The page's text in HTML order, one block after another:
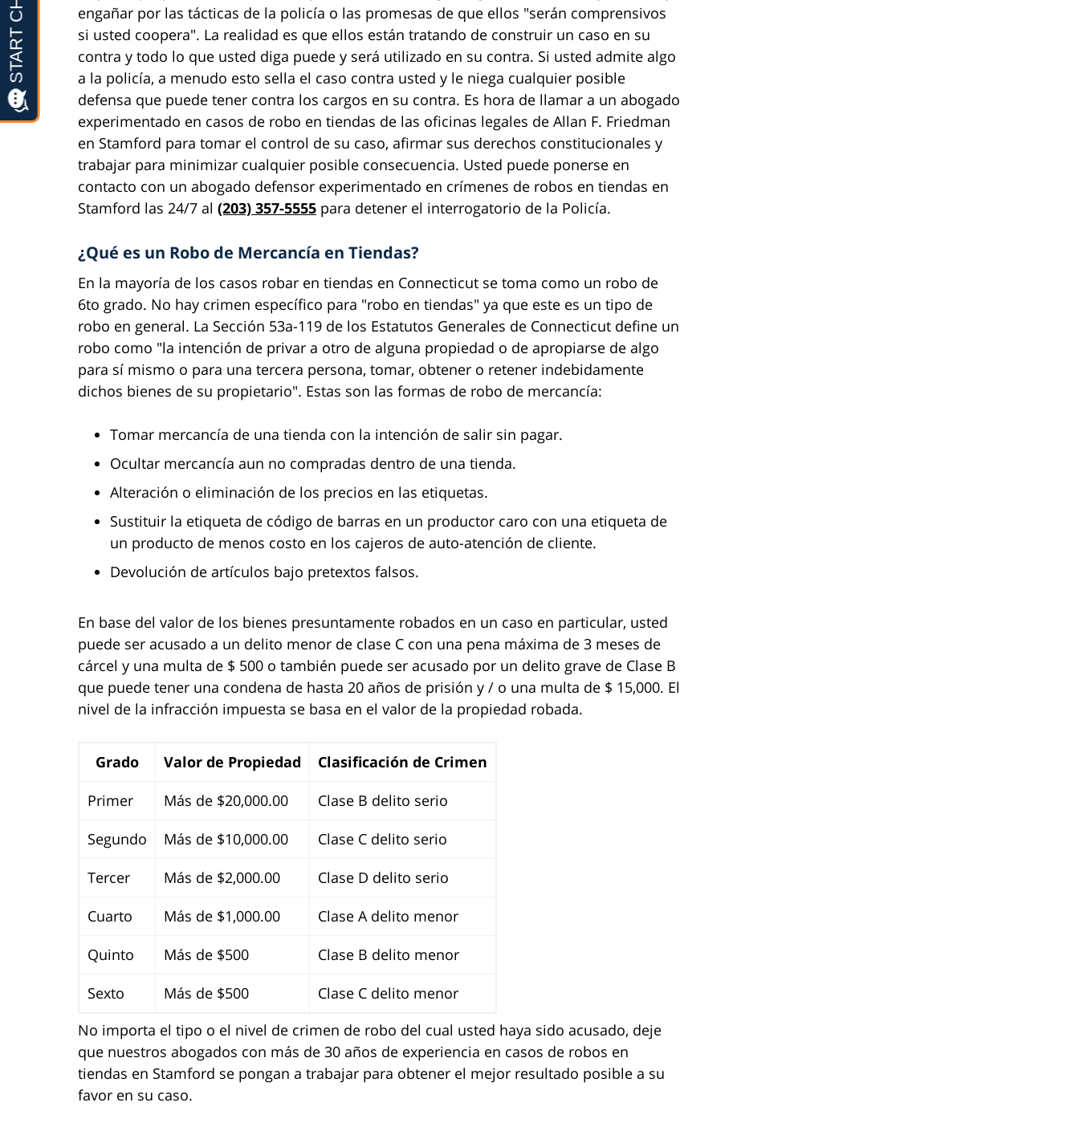
engañar por las tácticas de la policía o las promesas de que ellos "serán comprensivos
si usted coopera". La realidad es que ellos están tratando de construir un caso en su
contra y todo lo que usted diga puede y será utilizado en su contra. Si usted admite algo
a la policía, a menudo esto sella el caso contra usted y le niega cualquier posible
defensa que puede tener contra los cargos en su contra. Es hora de llamar a un abogado
experimentado en casos de robo en tiendas de las oficinas legales de Allan F. Friedman
en Stamford para tomar el control de su caso, afirmar sus derechos constitucionales y
trabajar para minimizar cualquier posible consecuencia. Usted puede ponerse en
contacto con un abogado defensor experimentado en crímenes de robos en tiendas en
Stamford las 24/7 al (203) 357-5555 para detener el interrogatorio de la Policía.
¿Qué es un Robo de Mercancía en Tiendas?
En la mayoría de los casos robar en tiendas en Connecticut se toma como un robo de
6to grado. No hay crimen específico para "robo en tiendas" ya que este es un tipo de
robo en general. La Sección 53a-119 de los Estatutos Generales de Connecticut define un
robo como "la intención de privar a otro de alguna propiedad o de apropiarse de algo
para sí mismo o para una tercera persona, tomar, obtener o retener indebidamente
dichos bienes de su propietario". Estas son las formas de robo de mercancía:
Tomar mercancía de una tienda con la intención de salir sin pagar.
Ocultar mercancía aun no compradas dentro de una tienda.
Alteración o eliminación de los precios en las etiquetas.
Sustituir la etiqueta de código de barras en un productor caro con una etiqueta de
un producto de menos costo en los cajeros de auto-atención de cliente.
Devolución de artículos bajo pretextos falsos.
En base del valor de los bienes presuntamente robados en un caso en particular, usted
puede ser acusado a un delito menor de clase C con una pena máxima de 3 meses de
cárcel y una multa de $ 500 o también puede ser acusado por un delito grave de Clase B
que puede tener una condena de hasta 20 años de prisión y / o una multa de $ 15,000. El
nivel de la infracción impuesta se basa en el valor de la propiedad robada.
Grado Valor de Propiedad
Clasificación de Crimen
Primer
Más de $20,000.00
Clase B delito serio
Segundo
Más de $10,000.00
Clase C delito serio
Tercer
Más de $2,000.00
Clase D delito serio
Cuarto
Más de $1,000.00
Clase A delito menor
Quinto
Más de $500
Clase B delito menor
Sexto
Más de $500
Clase C delito menor
No importa el tipo o el nivel de crimen de robo del cual usted haya sido acusado, deje
que nuestros abogados con más de 30 años de experiencia en casos de robos en
tiendas en Stamford se pongan a trabajar para obtener el mejor resultado posible a su
favor en su caso.